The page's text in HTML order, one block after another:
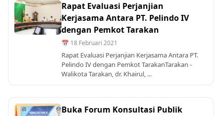
Rapat Evaluasi Perjanjian
Kerjasama Antara PT. Pelindo IV
dengan Pemkot Tarakan
📅 18 Februari 2021
Rapat Evaluasi Perjanjian Kerjasama Antara PT.
Pelindo IV dengan Pemkot TarakanTarakan -
Walikota Tarakan, dr. Khairul, ...
Buka Forum Konsultasi Publik